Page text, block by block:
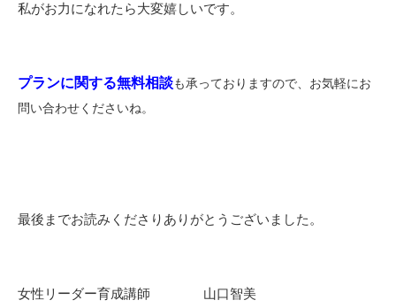
私がお力になれたら大変嬉しいです。
プランに関する無料相談も承っておりますので、お気軽にお
問い合わせくださいね。
最後までお読みくださりありがとうございました。
女性リーダー育成講師 山口智美